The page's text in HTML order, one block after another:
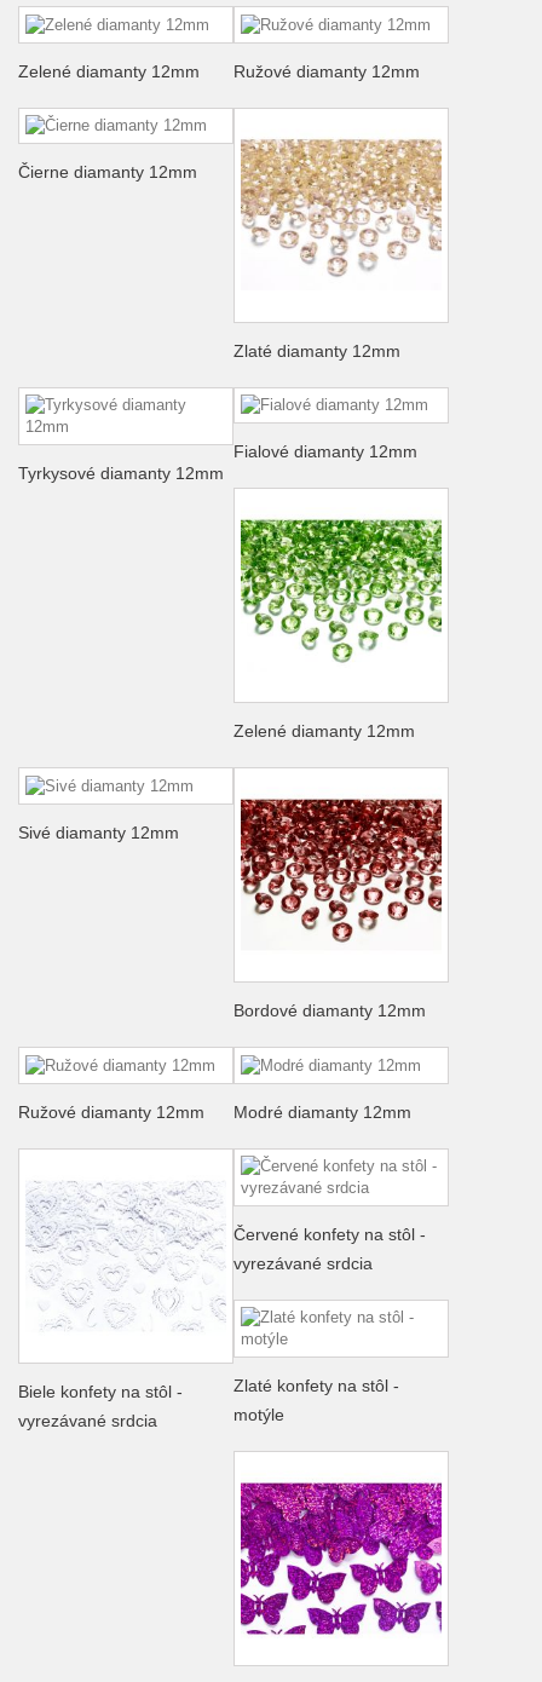
Zelené diamanty 12mm Ružové diamanty 12mm
Čierne diamanty 12mm
Zlaté diamanty 12mm
Tyrkysové diamanty 12mm
Fialové diamanty 12mm
Zelené diamanty 12mm
Sivé diamanty 12mm
Bordové diamanty 12mm
Ružové diamanty 12mm Modré diamanty 12mm
Biele konfety na stôl -
vyrezávané srdcia
Červené konfety na stôl -
vyrezávané srdcia
Zlaté konfety na stôl -
motýle